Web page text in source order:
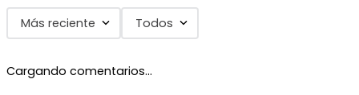
Más reciente Todos
Cargando comentarios…